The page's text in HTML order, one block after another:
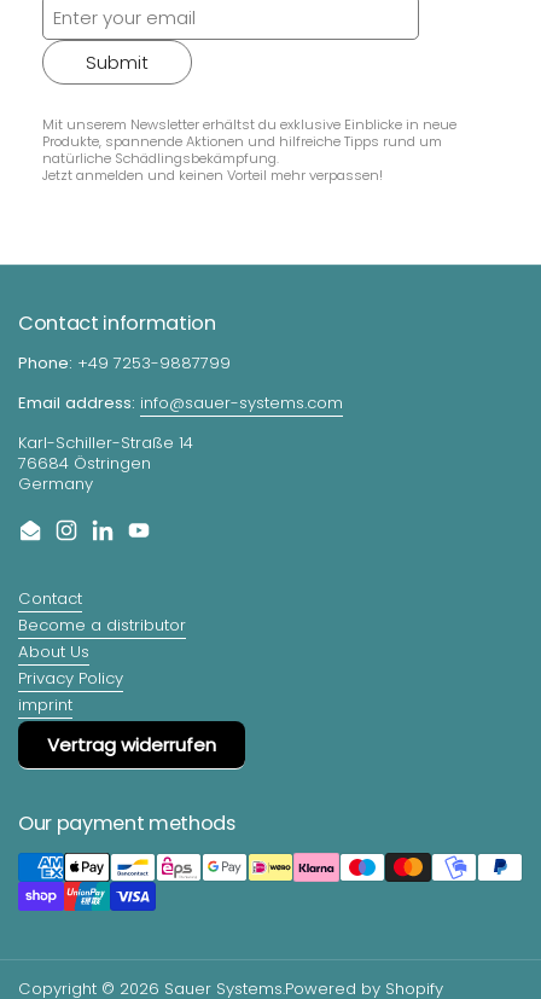
Submit
Mit unserem Newsletter erhältst du exklusive Einblicke in neue
Produkte, spannende Aktionen und hilfreiche Tipps rund um
natürliche Schädlingsbekämpfung.
Jetzt anmelden und keinen Vorteil mehr verpassen!
Contact information
Phone: +49 7253-9887799
Email address: info@sauer-systems.com
Karl-Schiller-Straße 14
76684 Östringen
Germany
EmailInstagram
LinkedInYouTube
Contact
Become a distributor
About Us
Privacy Policy
imprint
Vertrag widerrufen
Our payment methods
Copyright © 2026 Sauer Systems.Powered by Shopify